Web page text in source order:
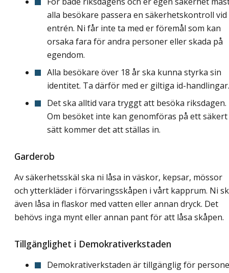
alla besökare passera en säkerhetskontroll vid
entrén. Ni får inte ta med er föremål som kan
orsaka fara för andra personer eller skada på
egendom.
Alla besökare över 18 år ska kunna styrka sin
identitet. Ta därför med er giltiga id-
Det ska alltid vara tryggt att besöka riksdagen.
Om besöket inte kan genomföras på ett säkert
sätt kommer det att ställas in.
Garderob
Av säkerhetsskäl ska ni låsa in väskor, kepsar, mössor
och ytterkläder i förvaringsskåpen i vårt kapprum. Ni
även låsa in flaskor med vatten eller annan dryck. Det
behövs inga mynt eller annan pant för att låsa skåpen.
Tillgänglighet i Demokrativerkstaden
Demokrativerkstaden är tillgänglig för